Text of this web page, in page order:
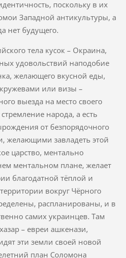
поскольку в их
Западной антикультуры, а
нет будущего.
тела кусок – Окраина,
удовольствий наподобие
желающего вкусной еды,
или визы –
выезда на место своего
народа, а есть
от безпорядочного
желающими завладеть этой
царство, ментально
ментальном плане, желает
благодатной тёплой и
вокруг Чёрного
распланированы, и в
самих украинцев. Там
– евреи ашкенази,
эти земли своей новой
план Соломона